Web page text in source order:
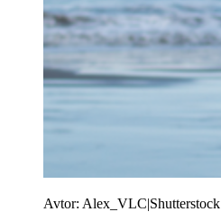
Avtor: Alex_VLC|Shutterstock